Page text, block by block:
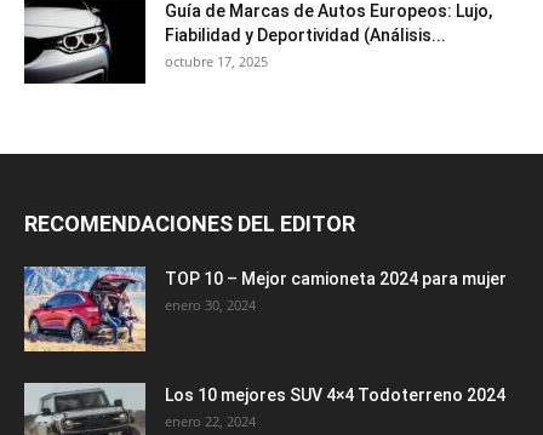
Guía de Marcas de Autos Europeos: Lujo,
Fiabilidad y Deportividad (Análisis...
octubre 17, 2025
RECOMENDACIONES DEL EDITOR
TOP 10 – Mejor camioneta 2024 para mujer
enero 30, 2024
Los 10 mejores SUV 4×4 Todoterreno 2024
enero 22, 2024